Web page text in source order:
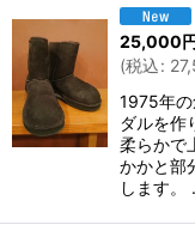
25,000
(税込:
1975年
ダルを作
柔らかで
かかと部
します。